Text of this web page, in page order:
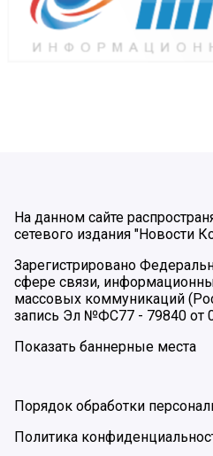
На данном сайте
сетевого издания "Новости
Зарегистрировано
сфере связи,
массовых коммуникаций
запись Эл №ФС77 - 79840 от
Показать баннерные места
Порядок обработки
Политика